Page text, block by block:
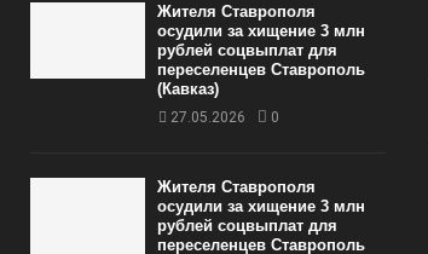
Жителя Ставрополя
осудили за хищение 3 млн
рублей соцвыплат для
переселенцев Ставрополь
(Кавказ)
27.05.2026 0
Жителя Ставрополя
осудили за хищение 3 млн
рублей соцвыплат для
переселенцев Ставрополь